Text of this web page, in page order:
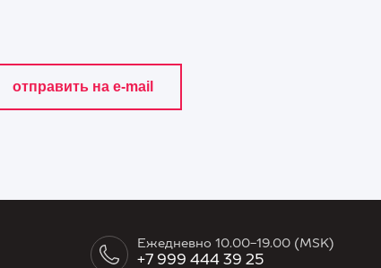
Ежедневно 10.00-19.00 (MSK)
+7 999 444 39 25